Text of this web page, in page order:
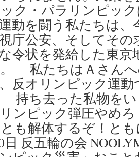
ク・パラリンピッ
動を闘う私たちは、
庁公安、そしてそ
令状を発給した東京
私たちはＡさんへ
反オリンピック運
持ち去った私物をい
ンピック弾圧やめ
も解体するぞ！と
日 反五輪の会